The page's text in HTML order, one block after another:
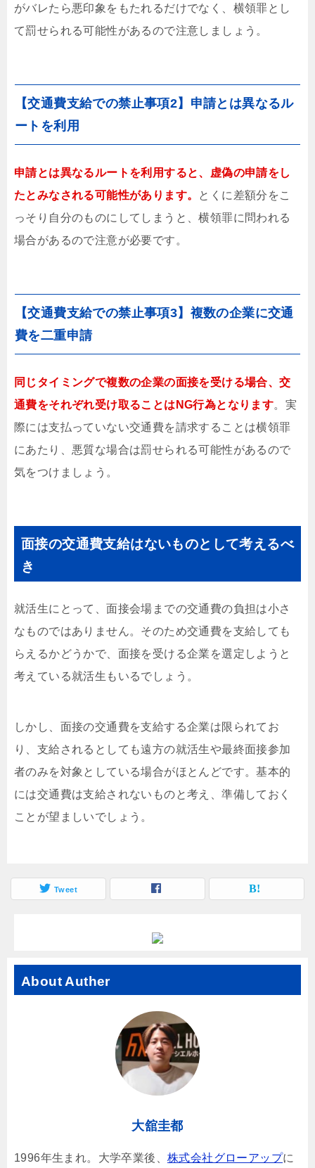
がバレたら悪印象をもたれるだけでなく、横領罪とし
て罰せられる可能性があるので注意しましょう。
【交通費支給での禁止事項2】申請とは異なるル
ートを利用
申請とは異なるルートを利用すると、虚偽の申請をし
たとみなされる可能性があります。 とくに差額分をこ
っそり自分のものにしてしまうと、横領罪に問われる
場合があるので注意が必要です。
【交通費支給での禁止事項3】複数の企業に交通
費を二重申請
同じタイミングで複数の企業の面接を受ける場合、交
通費をそれぞれ受け取ることはNG行為となります。実
際には支払っていない交通費を請求することは横領罪
にあたり、悪質な場合は罰せられる可能性があるので
気をつけましょう。
面接の交通費支給はないものとして考えるべ
き
就活生にとって、面接会場までの交通費の負担は小さ
なものではありません。そのため交通費を支給しても
らえるかどうかで、面接を受ける企業を選定しようと
考えている就活生もいるでしょう。
しかし、面接の交通費を支給する企業は限られてお
り、支給されるとしても遠方の就活生や最終面接参加
者のみを対象としている場合がほとんどです。基本的
には交通費は支給されないものと考え、準備しておく
ことが望ましいでしょう。
Tweet
About Auther
大舘圭都
1996年生まれ。大学卒業後、 株式会社グローアップに